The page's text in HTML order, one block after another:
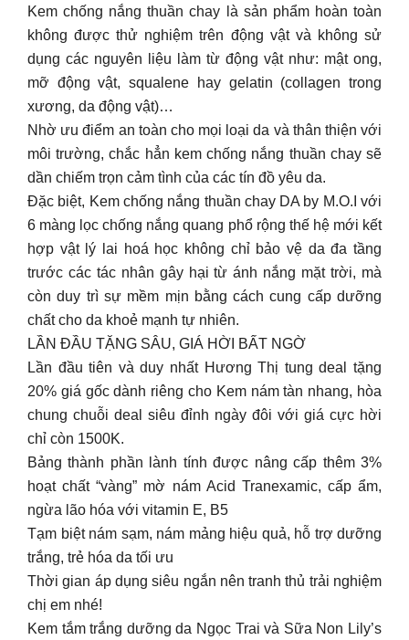
Kem chống nắng thuần chay là sản phẩm hoàn toàn
không được thử nghiệm trên động vật và không sử
dụng các nguyên liệu làm từ động vật như: mật ong,
mỡ động vật, squalene hay gelatin (collagen trong
xương, da động vật)…
Nhờ ưu điểm an toàn cho mọi loại da và thân thiện với
môi trường, chắc hẳn kem chống nắng thuần chay sẽ
dần chiếm trọn cảm tình của các tín đồ yêu da.
Đặc biệt, Kem chống nắng thuần chay DA by M.O.I với
6 màng lọc chống nắng quang phổ rộng thế hệ mới kết
hợp vật lý lai hoá học không chỉ bảo vệ da đa tầng
trước các tác nhân gây hại từ ánh nắng mặt trời, mà
còn duy trì sự mềm mịn bằng cách cung cấp dưỡng
chất cho da khoẻ mạnh tự nhiên.
LẦN ĐẦU TẶNG SÂU, GIÁ HỜI BẤT NGỜ
Lần đầu tiên và duy nhất Hương Thị tung deal tặng
20% giá gốc dành riêng cho Kem nám tàn nhang, hòa
chung chuỗi deal siêu đỉnh ngày đôi với giá cực hời
chỉ còn 1500K.
Bảng thành phần lành tính được nâng cấp thêm 3%
hoạt chất “vàng” mờ nám Acid Tranexamic, cấp ẩm,
ngừa lão hóa với vitamin E, B5
Tạm biệt nám sạm, nám mảng hiệu quả, hỗ trợ dưỡng
trắng, trẻ hóa da tối ưu
Thời gian áp dụng siêu ngắn nên tranh thủ trải nghiệm
chị em nhé!
Kem tắm trắng dưỡng da Ngọc Trai và Sữa Non Lily’s